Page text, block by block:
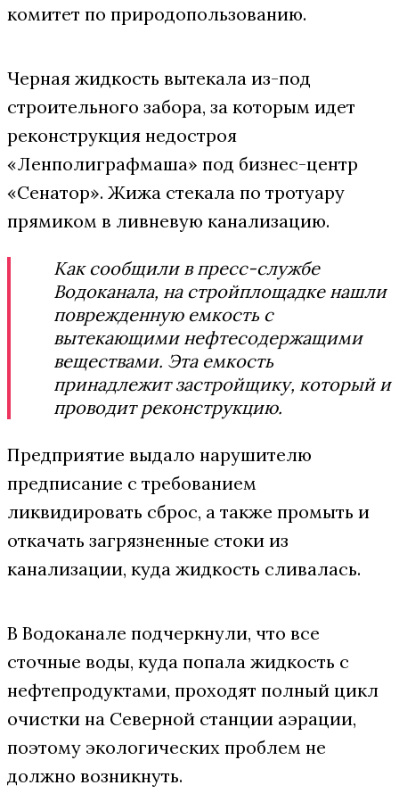
комитет по природопользованию.
Черная жидкость вытекала из-под
строительного забора, за которым идет
реконструкция недостроя
«Ленполиграфмаша» под бизнес-центр
«Сенатор». Жижа стекала по тротуару
прямиком в ливневую канализацию.
Как сообщили в пресс-службе
Водоканала, на стройплощадке нашли
поврежденную емкость с
вытекающими нефтесодержащими
веществами. Эта емкость
принадлежит застройщику, который и
проводит реконструкцию.
Предприятие выдало нарушителю
предписание с требованием
ликвидировать сброс, а также промыть и
откачать загрязненные стоки из
канализации, куда жидкость сливалась.
В Водоканале подчеркнули, что все
сточные воды, куда попала жидкость с
нефтепродуктами, проходят полный цикл
очистки на Северной станции аэрации,
поэтому экологических проблем не
должно возникнуть.